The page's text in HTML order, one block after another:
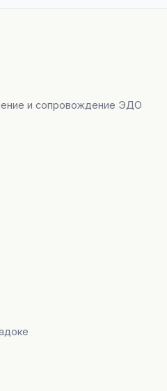
и сопровождение ЭДО